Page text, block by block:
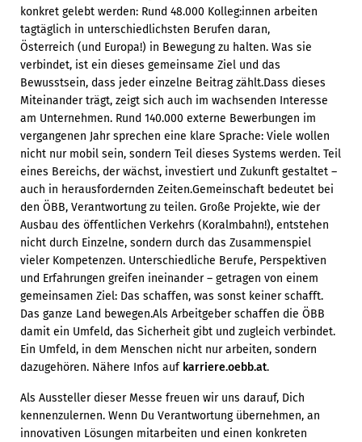
konkret gelebt werden: Rund 48.000 Kolleg:innen arbeiten
tagtäglich in unterschiedlichsten Berufen daran,
Österreich (und Europa!) in Bewegung zu halten. Was sie
verbindet, ist ein dieses gemeinsame Ziel und das
Bewusstsein, dass jeder einzelne Beitrag zählt.Dass dieses
Miteinander trägt, zeigt sich auch im wachsenden Interesse
am Unternehmen. Rund 140.000 externe Bewerbungen im
vergangenen Jahr sprechen eine klare Sprache: Viele wollen
nicht nur mobil sein, sondern Teil dieses Systems werden. Teil
eines Bereichs, der wächst, investiert und Zukunft gestaltet –
auch in herausfordernden Zeiten.Gemeinschaft bedeutet bei
den ÖBB, Verantwortung zu teilen. Große Projekte, wie der
Ausbau des öffentlichen Verkehrs (Koralmbahn!), entstehen
nicht durch Einzelne, sondern durch das Zusammenspiel
vieler Kompetenzen. Unterschiedliche Berufe, Perspektiven
und Erfahrungen greifen ineinander – getragen von einem
gemeinsamen Ziel: Das schaffen, was sonst keiner schafft.
Das ganze Land bewegen.Als Arbeitgeber schaffen die ÖBB
damit ein Umfeld, das Sicherheit gibt und zugleich verbindet.
Ein Umfeld, in dem Menschen nicht nur arbeiten, sondern
dazugehören. Nähere Infos auf karriere.oebb.at.
Als Aussteller dieser Messe freuen wir uns darauf, Dich
kennenzulernen. Wenn Du Verantwortung übernehmen, an
innovativen Lösungen mitarbeiten und einen konkreten